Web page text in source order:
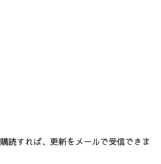
読すれば、更新をメールで受信できま